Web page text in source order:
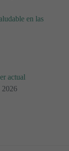
en las
actual
2026
literatura y el cine 🔥
Parental en Verano: 8